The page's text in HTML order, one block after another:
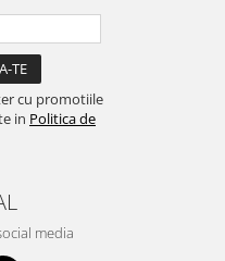
cu promotiile
in Politica de
media